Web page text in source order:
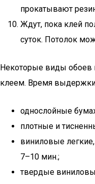
прокатывают
Ждут, пока клей
суток. Потолок
Некоторые виды обоев
клеем. Время выдержки
однослойные
плотные и
виниловые
7–10 мин.;
твердые